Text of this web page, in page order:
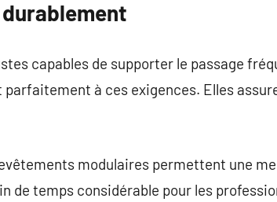
capables de supporter le passage
à ces exigences. Elles
modulaires permettent une
de temps considérable pour les